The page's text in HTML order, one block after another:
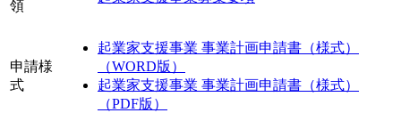
領
申請様
式
起業家支援事業 事業計画申請書（様式）
（WORD版）
起業家支援事業 事業計画申請書（様式）
（PDF版）